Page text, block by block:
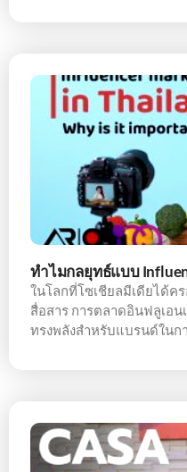
ทำไมกลยุทธ์แบบ
ในโลกที่โซเชียลมีเดียได้ค
สื่อสาร การตลาดอินฟลูเอน
ทรงพลังสำหรับแบรนด์ในก